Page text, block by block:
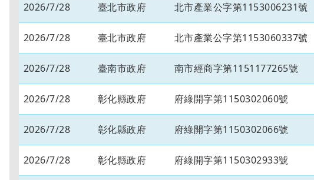
2026/7/28 臺北市政府 北市產業公字第1153006231號
2026/7/28 臺北市政府 北市產業公字第1153060337號
2026/7/28 臺南市政府 南市經商字第1151177265號
2026/7/28 彰化縣政府 府綠開字第1150302060號
2026/7/28 彰化縣政府 府綠開字第1150302066號
2026/7/28 彰化縣政府 府綠開字第1150302933號